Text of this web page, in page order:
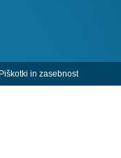
Piškotki in zasebnost